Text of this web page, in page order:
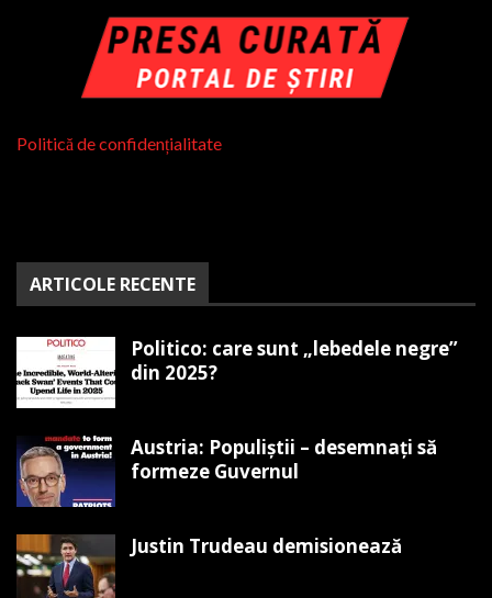
Politică de confidențialitate
ARTICOLE RECENTE
Politico: care sunt „lebedele negre”
din 2025?
Austria: Populiștii – desemnați să
formeze Guvernul
Justin Trudeau demisionează